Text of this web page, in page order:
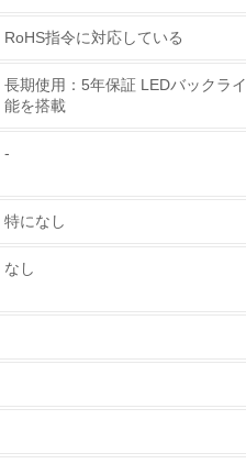
とエネルギー（電力、重油、ガ
量の把握をし、具体的な削減目
ビスの量と種類を把握し、具体的
RoHS指令に対応している
長期使用：5年保証 LEDバックラ
能を搭載
-
特になし
なし